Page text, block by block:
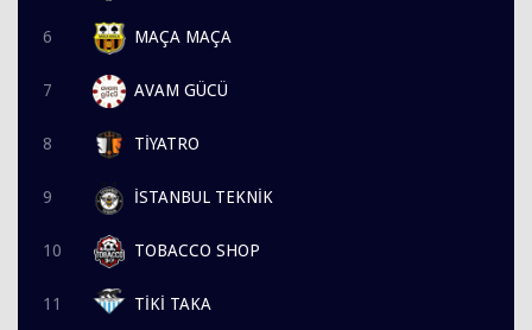
6 MAÇA MAÇA
7 AVAM GÜCÜ
8 TİYATRO
9 İSTANBUL TEKNİK
10 TOBACCO SHOP
11 TİKİ TAKA